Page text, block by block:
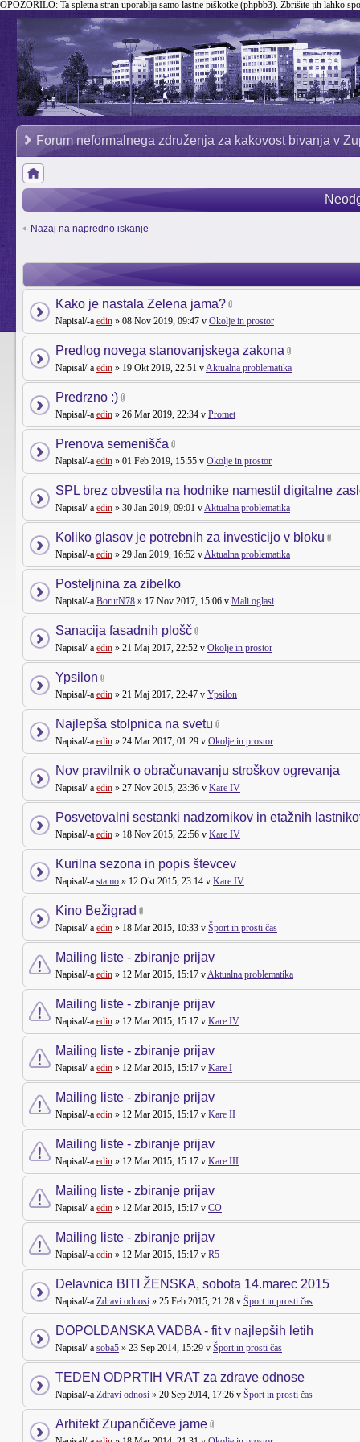
OPOZORILO: Ta spletna stran uporablja samo lastne piškotke (phpbb3). Zbrišite jih lahko
Forum neformalnega združenja za kakovost bivanja v
Nazaj na napredno iskanje
Kako je nastala Zelena jama?
Napisal/-a edin » 08 Nov 2019, 09:47 v Okolje in prostor
Predlog novega stanovanjskega zakona
Napisal/-a edin » 19 Okt 2019, 22:51 vAktualna problematika
Predrzno :)
Napisal/-a edin » 26 Mar 2019, 22:34 v Promet
Prenova semenišča
Napisal/-a edin » 01 Feb 2019, 15:55 v Okolje in prostor
SPL brez obvestila na hodnike namestil digitalne
Napisal/-a edin » 30 Jan 2019, 09:01 vAktualna problematika
Koliko glasov je potrebnih za investicijo v bloku
Napisal/-a edin » 29 Jan 2019, 16:52 vAktualna problematika
Posteljnina za zibelko
Napisal/-a BorutN78 » 17 Nov 2017, 15:06 v Mali oglasi
Sanacija fasadnih plošč
Napisal/-a edin » 21 Maj 2017, 22:52 v Okolje in prostor
Ypsilon
Napisal/-a edin » 21 Maj 2017, 22:47 v Ypsilon
Najlepša stolpnica na svetu
Napisal/-a edin » 24 Mar 2017, 01:29 v Okolje in prostor
Nov pravilnik o obračunavanju stroškov ogrevanja
Napisal/-a edin » 27 Nov 2015, 23:36 v Kare IV
Posvetovalni sestanki nadzornikov in etažnih
Napisal/-a edin » 18 Nov 2015, 22:56 v Kare IV
Kurilna sezona in popis števcev
Napisal/-a stamo » 12 Okt 2015, 23:14 v Kare IV
Kino Bežigrad
Napisal/-a edin » 18 Mar 2015, 10:33 v Šport in prosti čas
Mailing liste - zbiranje prijav
Napisal/-a edin » 12 Mar 2015, 15:17 vAktualna problematika
Mailing liste - zbiranje prijav
Napisal/-a edin » 12 Mar 2015, 15:17 v Kare IV
Mailing liste - zbiranje prijav
Napisal/-a edin » 12 Mar 2015, 15:17 v Kare I
Mailing liste - zbiranje prijav
Napisal/-a edin » 12 Mar 2015, 15:17 v Kare II
Mailing liste - zbiranje prijav
Napisal/-a edin » 12 Mar 2015, 15:17 v Kare III
Mailing liste - zbiranje prijav
Napisal/-a edin » 12 Mar 2015, 15:17 v CO
Mailing liste - zbiranje prijav
Napisal/-a edin » 12 Mar 2015, 15:17 v R5
Delavnica BITI ŽENSKA, sobota 14.marec 2015
Napisal/-a Zdravi odnosi » 25 Feb 2015, 21:28 v Šport in prosti čas
DOPOLDANSKA VADBA - fit v najlepših letih
Napisal/-a soba5 » 23 Sep 2014, 15:29 v Šport in prosti čas
TEDEN ODPRTIH VRAT za zdrave odnose
Napisal/-a Zdravi odnosi » 20 Sep 2014, 17:26 v Šport in prosti čas
Arhitekt Zupančičeve jame